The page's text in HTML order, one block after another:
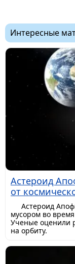
Интересные
Астероид
от
Астероид
мусором во
Ученые оценили
на орбиту.